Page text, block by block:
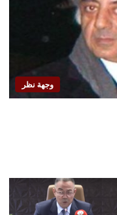
وجهة نظر